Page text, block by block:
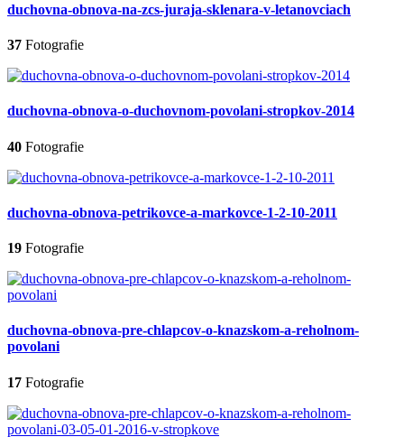
duchovna-obnova-na-zcs-juraja-sklenara-v-letanovciach
37 Fotografie
duchovna-obnova-o-duchovnom-povolani-stropkov-2014
40 Fotografie
duchovna-obnova-petrikovce-a-markovce-1-2-10-2011
19 Fotografie
duchovna-obnova-pre-chlapcov-o-knazskom-a-reholnom-
povolani
17 Fotografie